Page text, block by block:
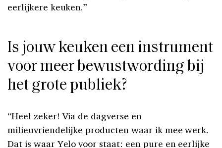
eerlijkere keuken.”
Is jouw keuken een instrument
voor meer bewustwording bij
het grote publiek?
“Heel zeker! Via de dagverse en
milieuvriendelijke producten waar ik mee werk.
Dat is waar Yelo voor staat: een pure en eerlijke